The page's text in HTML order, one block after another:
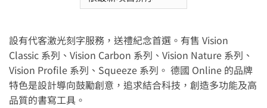
排
序
設有代客激光刻字服務，送禮紀念首選。有售 Vision
Classic 系列、Vision Carbon 系列、Vision Nature 系列、
Vision Profile 系列、Squeeze 系列。 德國 Online 的品牌
特色是設計導向鼓勵創意，追求結合科技，創造多功能及高
品質的書寫工具。